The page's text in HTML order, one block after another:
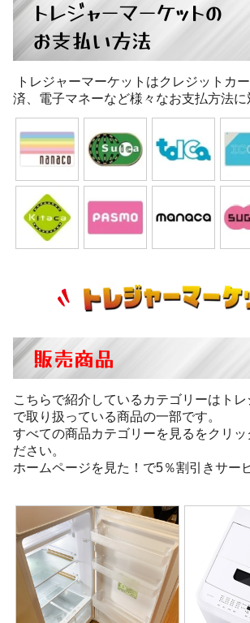
トレジャーマーケットの
お支払い方法
トレジャーマーケットはクレジットカ
済、電子マネーなど様々なお支払方法に
販売商品
こちらで紹介しているカテゴリーはトレ
で取り扱っている商品の一部です。
すべての商品カテゴリーを見るをクリッ
ださい。
ホームページを見た！で5％割引きサー